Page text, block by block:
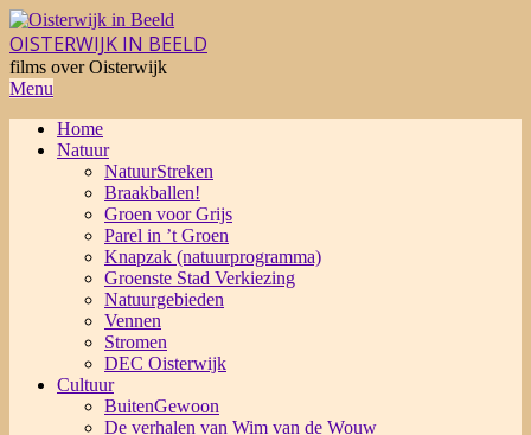
Skip
to
content
OISTERWIJK IN BEELD
films over Oisterwijk
Primary
Menu
Menu
Home
Natuur
NatuurStreken
Braakballen!
Groen voor Grijs
Parel in ’t Groen
Knapzak (natuurprogramma)
Groenste Stad Verkiezing
Natuurgebieden
Vennen
Stromen
DEC Oisterwijk
Cultuur
BuitenGewoon
De verhalen van Wim van de Wouw